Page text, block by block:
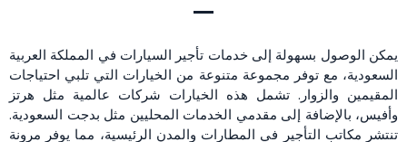
يمكن الوصول بسهولة إلى خدمات تأجير السيارات في المملكة العربية
السعودية، مع توفر مجموعة متنوعة من الخيارات التي تلبي احتياجات
المقيمين والزوار. تشمل هذه الخيارات شركات عالمية مثل هرتز
وأفيس، بالإضافة إلى مقدمي الخدمات المحليين مثل بدجت السعودية.
تنتشر مكاتب التأجير في المطارات والمدن الرئيسية، مما يوفر مرونة